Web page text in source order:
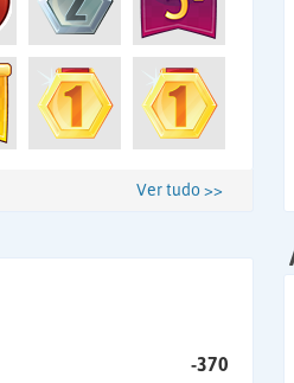
Ver tudo >>
-370